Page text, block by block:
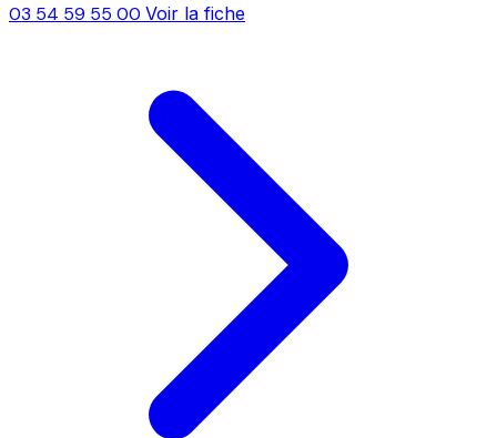
03 54 59 55 00 Voir la fiche